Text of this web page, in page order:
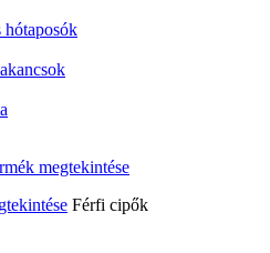
hótaposók
Férfi cipők